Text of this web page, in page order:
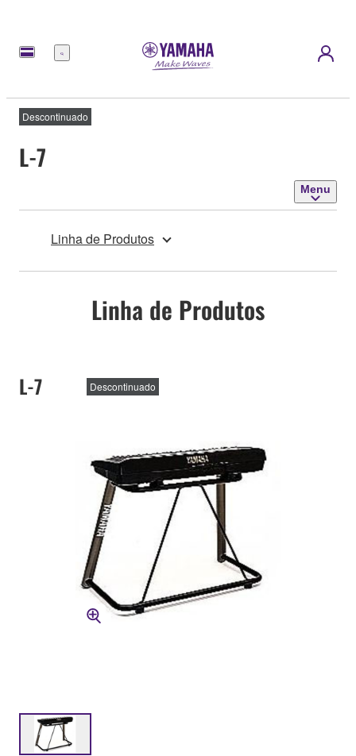
Menu
Descontinuado
L-7
Menu
Linha de Produtos
Linha de Produtos
L-7 Descontinuado